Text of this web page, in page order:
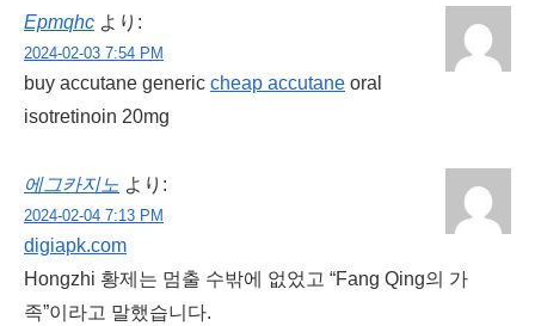
Epmqhc より:
2024-02-03 7:54 PM
buy accutane generic cheap accutane oral
isotretinoin 20mg
에그카지노 より:
2024-02-04 7:13 PM
digiapk.com
Hongzhi 황제는 멈출 수밖에 없었고 “Fang Qing의 가
족”이라고 말했습니다.